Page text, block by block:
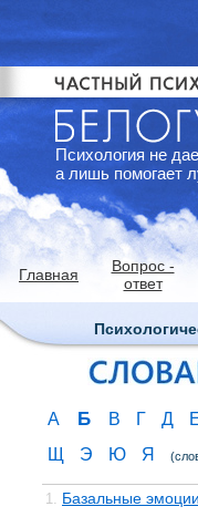
Психология не
а лишь помогает
Главная
Вопрос -
ответ
А Б В Г Д
Щ
Э Ю Я
1. Базальные эмоции